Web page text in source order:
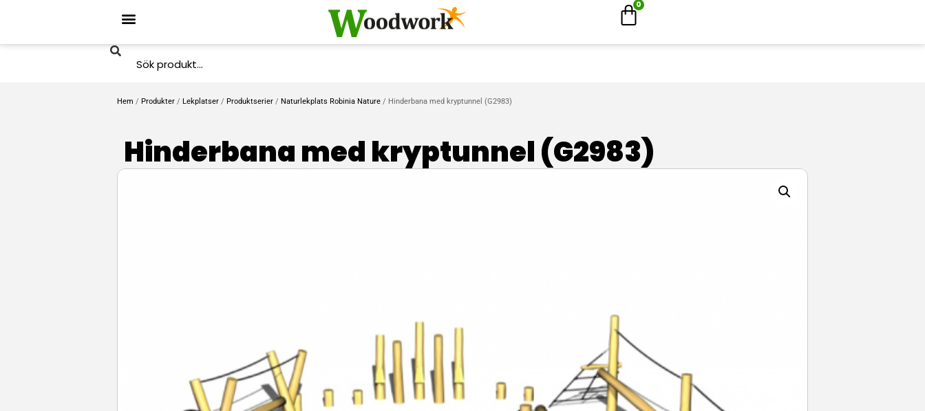
0
Hem / Produkter / Lekplatser / Produktserier / Naturlekplats Robinia Nature / Hinderbana med kryptunnel (G2983)
Hinderbana med kryptunnel (G2983)